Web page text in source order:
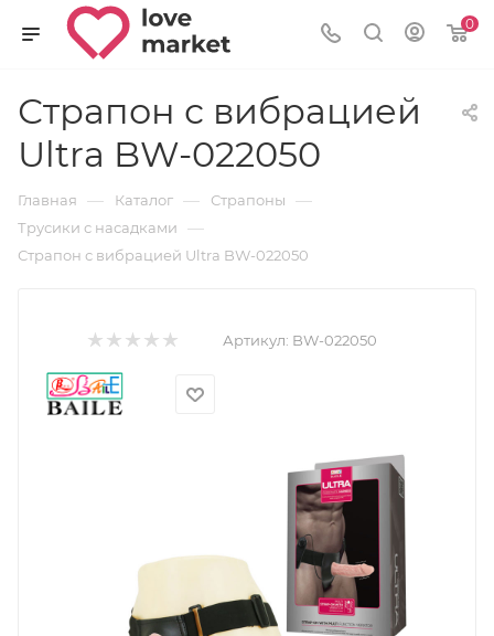
0
Страпон с вибрацией
Ultra BW-022050
Главная — Каталог — Страпоны —
Трусики с насадками —
Страпон с вибрацией Ultra BW-022050
Артикул: BW-022050